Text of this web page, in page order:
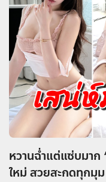
หวานฉ่ำแต่แซ่บมา
ใหม่ สวยสะกดทุกมุม